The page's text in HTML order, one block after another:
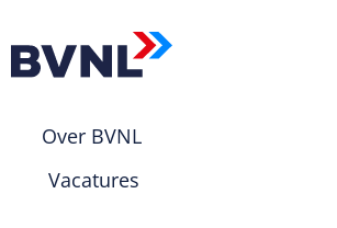
Over BVNL
Vacatures